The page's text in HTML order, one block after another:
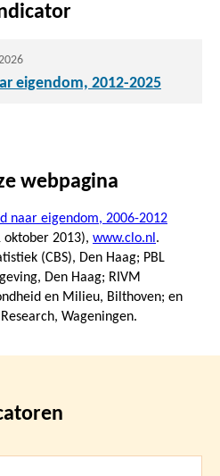
eigendom, 2012-2025
webpagina
naar eigendom, 2006-2012
oktober 2013), www.clo.nl .
(CBS), Den Haag; PBL
Den Haag; RIVM
en Milieu, Bilthoven; en
Wageningen.